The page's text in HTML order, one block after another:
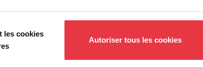
les cookies
Autoriser tous les cookies